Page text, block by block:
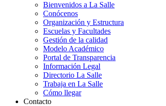
Bienvenidos a La Salle
Conócenos
Organización y Estructura
Escuelas y Facultades
Gestión de la calidad
Modelo Académico
Portal de Transparencia
Información Legal
Directorio La Salle
Trabaja en La Salle
Cómo llegar
Contacto